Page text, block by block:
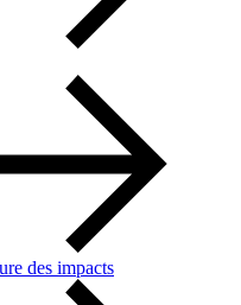
des impacts